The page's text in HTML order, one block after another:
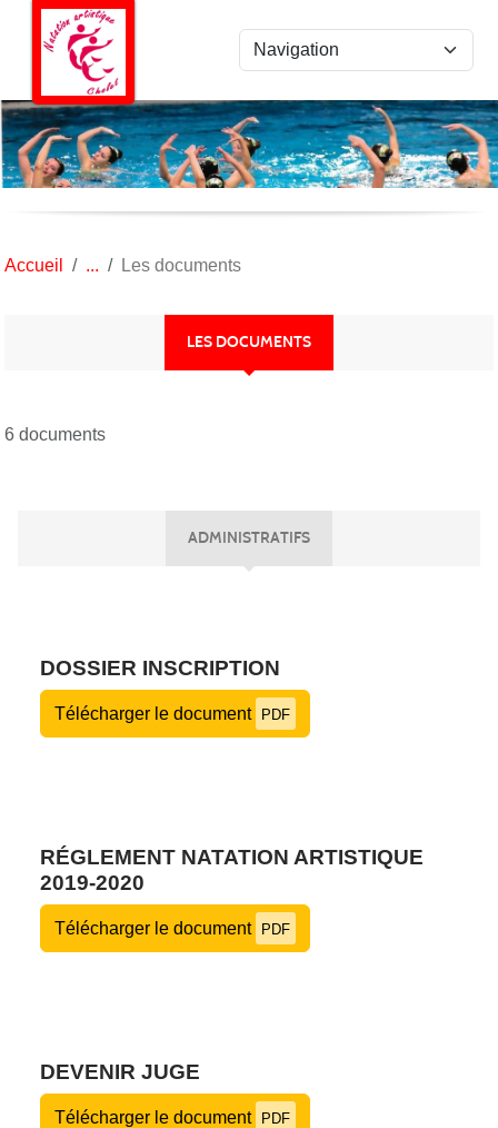
Accueil Les documents
LES DOCUMENTS
6 documents
ADMINISTRATIFS
DOSSIER INSCRIPTION
Télécharger le document PDF
RÉGLEMENT NATATION ARTISTIQUE
2019-2020
Télécharger le document PDF
DEVENIR JUGE
Télécharger le document PDF
Panneau de gestion des cookies